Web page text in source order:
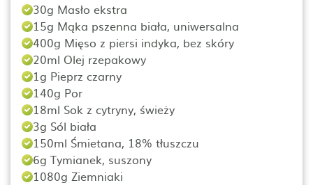
30g Masło ekstra
15g Mąka pszenna biała, uniwersalna
400g Mięso z piersi indyka, bez skóry
20ml Olej rzepakowy
1g Pieprz czarny
140g Por
18ml Sok z cytryny, świeży
3g Sól biała
150ml Śmietana, 18% tłuszczu
6g Tymianek, suszony
1080g Ziemniaki